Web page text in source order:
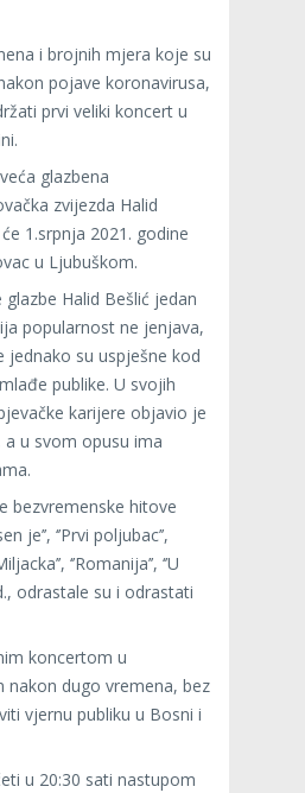
i brojnih mjera koje su
pojave koronavirusa,
prvi veliki koncert u
glazbena
zvijezda Halid
1.srpnja 2021. godine
u Ljubuškom.
Halid Bešlić jedan
popularnost ne jenjava,
jednako su uspješne kod
publike. U svojih
karijere objavio je
u svom opusu ima
bezvremenske hitove
je’’, ‘’Prvi poljubac’’,
‘’Romanija’’, ‘’U
odrastale su i odrastati
koncertom u
nakon dugo vremena, bez
vjernu publiku u Bosni i
u 20:30 sati nastupom